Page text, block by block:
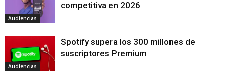
Audiencias
competitiva en 2026
Audiencias
Spotify supera los 300 millones de
suscriptores Premium